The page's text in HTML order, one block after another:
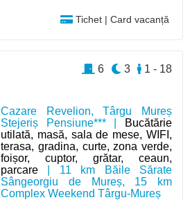
Tichet | Card vacanță
Cazare Revelion, Târgu Mureș
Stejeriș Pensiune*** |
Bucătărie
utilată, masă, sala de mese, WIFI,
terasa, gradina, curte, zona verde,
foișor, cuptor, grătar, ceaun,
parcare | 11 km Băile Sărate
Sângeorgiu de Mureș, 15 km
Complex Weekend Târgu-Mureș
1 - 18
3
6